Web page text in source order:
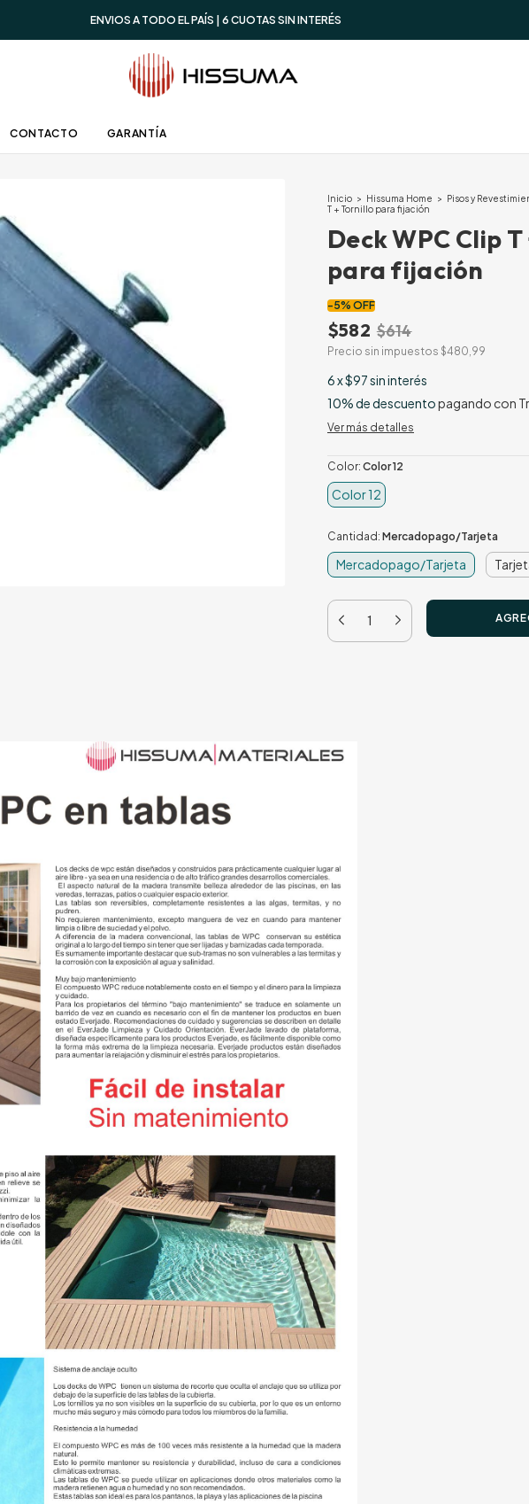
ENVIOS A TODO EL PAÍS | 6 CUOTAS SIN INTERÉS
CONTACTO GARANTÍA
Inicio > Hissuma Home > Pisos y
T + Tornillo para fijación
Deck WPC Clip
para fijación
-5% OFF
$582 $614
Precio sin impuestos $480,99
6x$97sin interés
10% de descuentopagando con
Ver más detalles
Color: Color 12
Color 12
Cantidad: Mercadopago/Tarjeta
Mercadopago/Tarjeta